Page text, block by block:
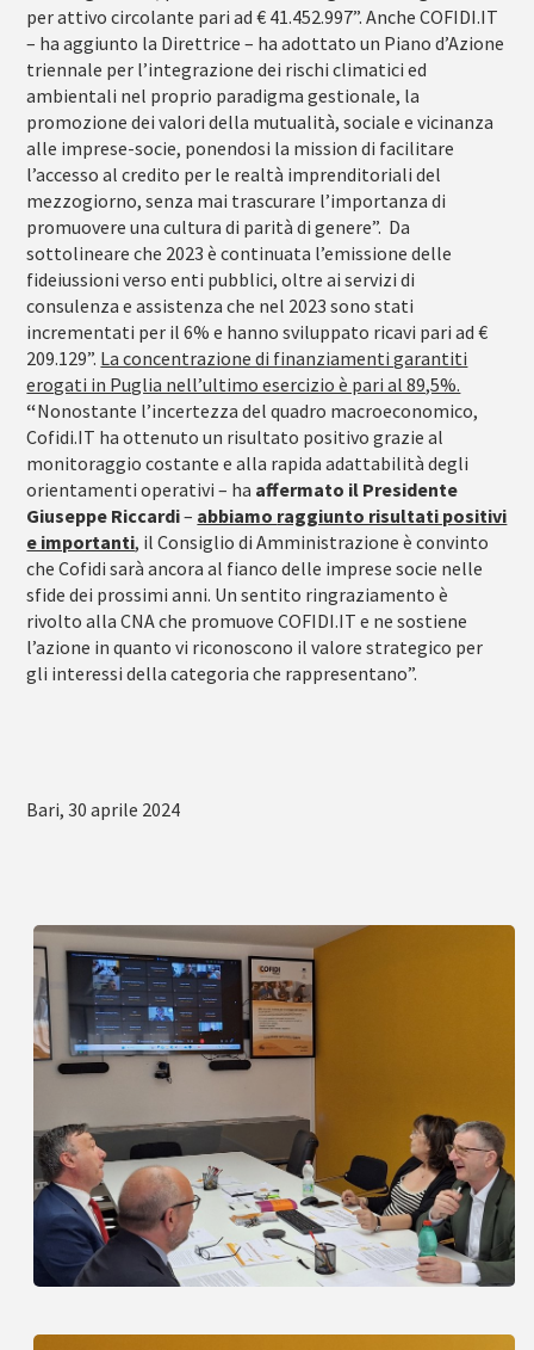
per attivo circolante pari ad € 41.452.997”. Anche COFIDI.IT
– ha aggiunto la Direttrice – ha adottato un Piano d’Azione
triennale per l’integrazione dei rischi climatici ed
ambientali nel proprio paradigma gestionale, la
promozione dei valori della mutualità, sociale e vicinanza
alle imprese-socie, ponendosi la mission di facilitare
l’accesso al credito per le realtà imprenditoriali del
mezzogiorno, senza mai trascurare l’importanza di
promuovere una cultura di parità di genere”. Da
sottolineare che 2023 è continuata l’emissione delle
fideiussioni verso enti pubblici, oltre ai servizi di
consulenza e assistenza che nel 2023 sono stati
incrementati per il 6% e hanno sviluppato ricavi pari ad €
209.129”. La concentrazione di finanziamenti garantiti
erogati in Puglia nell’ultimo esercizio è pari al 89,5%.
“Nonostante l’incertezza del quadro macroeconomico,
Cofidi.IT ha ottenuto un risultato positivo grazie al
monitoraggio costante e alla rapida adattabilità degli
orientamenti operativi – ha affermato il Presidente
Giuseppe Riccardi– abbiamo raggiunto risultati positivi
e importanti, il Consiglio di Amministrazione è convinto
che Cofidi sarà ancora al fianco delle imprese socie nelle
sfide dei prossimi anni. Un sentito ringraziamento è
rivolto alla CNA che promuove COFIDI.IT e ne sostiene
l’azione in quanto vi riconoscono il valore strategico per
gli interessi della categoria che rappresentano”.
Bari, 30 aprile 2024